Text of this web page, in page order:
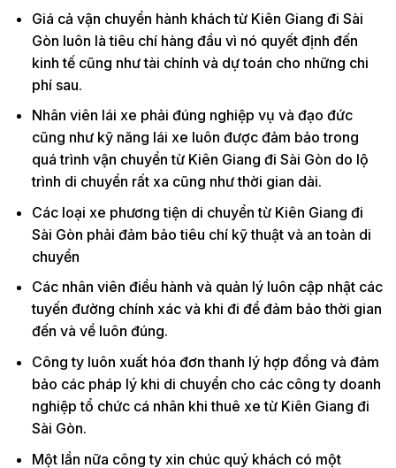
Giá cả vận chuyển hành khách từ Kiên Giang đi Sài
Gòn luôn là tiêu chí hàng đầu vì nó quyết định đến
kinh tế cũng như tài chính và dự toán cho những chi
phí sau.
Nhân viên lái xe phải đúng nghiệp vụ và đạo đức
cũng như kỹ năng lái xe luôn được đảm bảo trong
quá trình vận chuyển từ Kiên Giang đi Sài Gòn do lộ
trình di chuyển rất xa cũng như thời gian dài.
Các loại xe phương tiện di chuyển từ Kiên Giang đi
Sài Gòn phải đảm bảo tiêu chí kỹ thuật và an toàn di
chuyển
Các nhân viên điều hành và quản lý luôn cập nhật các
tuyến đường chính xác và khi đi để đảm bảo thời gian
đến và về luôn đúng.
Công ty luôn xuất hóa đơn thanh lý hợp đồng và đảm
bảo các pháp lý khi di chuyển cho các công ty doanh
nghiệp tổ chức cá nhân khi thuê xe từ Kiên Giang đi
Sài Gòn.
Một lần nữa công ty xin chúc quý khách có một